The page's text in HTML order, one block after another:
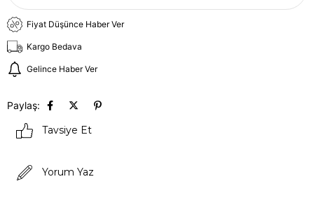
Fiyat Düşünce Haber Ver
Kargo Bedava
Gelince Haber Ver
Paylaş:
Tavsiye Et
Yorum Yaz